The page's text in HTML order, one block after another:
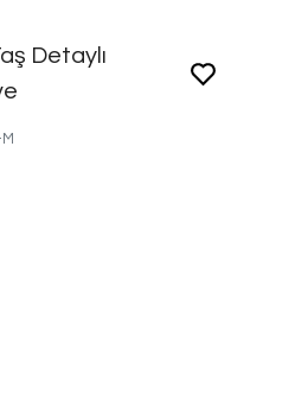
Detaylı